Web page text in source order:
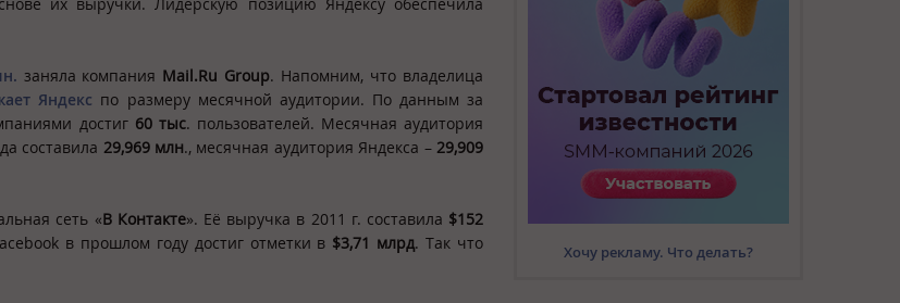
. заняла компания Mail.Ru Group. Напомним, что владелица
Яндекс по размеру месячной аудитории. По данным за
достиг 60 тыс. пользователей. Месячная аудитория
составила 29,969 млн., месячная аудитория Яндекса –29,909
сеть «В Контакте». Её выручка в 2011 г. составила $152
в прошлом году достиг отметки в $3,71 млрд. Так что
Хочу рекламу. Что делать?